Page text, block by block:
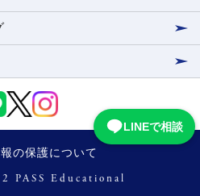
の保護について
PASS Educational
LINEで相談